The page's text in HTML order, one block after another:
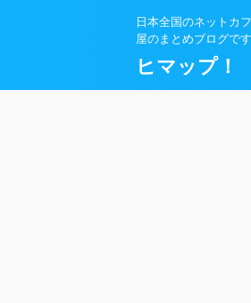
日本全国のネットカ
屋のまとめブログです
ヒマップ！